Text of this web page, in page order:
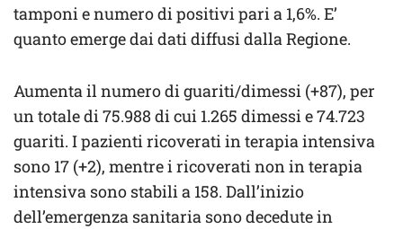
tamponi e numero di positivi pari a 1,6%. E’
quanto emerge dai dati diffusi dalla Regione.
Aumenta il numero di guariti/dimessi (+87), per
un totale di 75.988 di cui 1.265 dimessi e 74.723
guariti. I pazienti ricoverati in terapia intensiva
sono 17 (+2), mentre i ricoverati non in terapia
intensiva sono stabili a 158. Dall’inizio
dell’emergenza sanitaria sono decedute in